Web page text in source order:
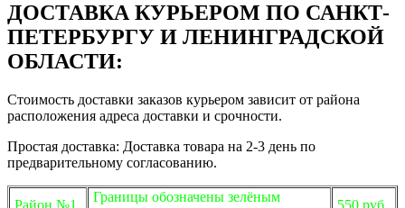
ДОСТАВКА КУРЬЕРОМ ПО САНКТ-
ПЕТЕРБУРГУ И ЛЕНИНГРАДСКОЙ
ОБЛАСТИ:
Стоимость доставки заказов курьером зависит от района
расположения адреса доставки и срочности.
Простая доставка: Доставка товара на 2-3 день по
предварительному согласованию.
Границы обозначены зелёным